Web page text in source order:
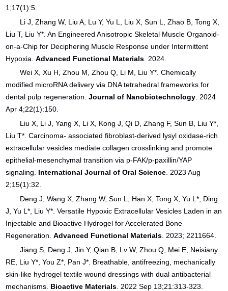
1;17(1):5.
Li J, Zhang W, Liu A, Lu Y, Yu L, Liu X, Sun L, Zhao B, Tong X,
Liu T, Liu Y*. An Engineered Anisotropic Skeletal Muscle Organoid-
on-a-Chip for Deciphering Muscle Response under Intermittent
Hypoxia.Advanced Functional Materials . 2024.
Wei X, Xu H, Zhou M, Zhou Q, Li M, Liu Y*. Chemically
modified microRNA delivery via DNA tetrahedral frameworks for
dental pulp regeneration. Journal of Nanobiotechnology. 2024
Apr 4;22(1):150.
Liu X, Li J, Yang X, Li X, Kong J, Qi D, Zhang F, Sun B, Liu Y*,
Liu T*. Carcinoma- associated fibroblast-derived lysyl oxidase-rich
extracellular vesicles mediate collagen crosslinking and promote
epithelial-mesenchymal transition via p-FAK/p-paxillin/YAP
signaling. International Journal of Oral Science. 2023 Aug
2;15(1):32.
Deng J, Wang X, Zhang W, Sun L, Han X, Tong X, Yu L*, Ding
J, Yu L*, Liu Y*. Versatile Hypoxic Extracellular Vesicles Laden in an
Injectable and Bioactive Hydrogel for Accelerated Bone
Regeneration.Advanced Functional Materials . 2023; 2211664.
Jiang S, Deng J, Jin Y, Qian B, Lv W, Zhou Q, Mei E, Neisiany
RE, Liu Y*, You Z*, Pan J*. Breathable, antifreezing, mechanically
skin-like hydrogel textile wound dressings with dual antibacterial
mechanisms. Bioactive Materials . 2022 Sep 13;21:313-323.